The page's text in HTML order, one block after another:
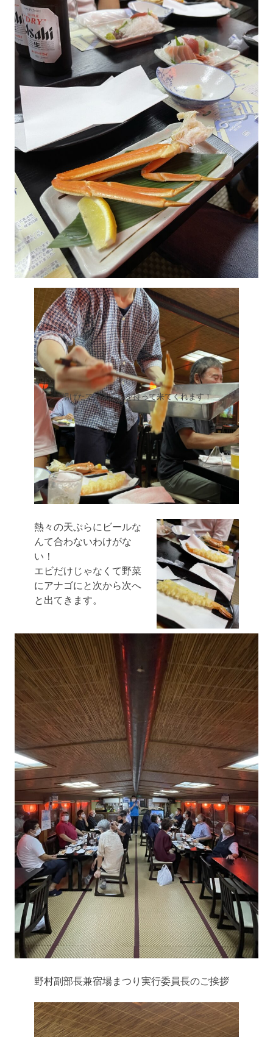
揚げたての天ぷらを持って来てくれます！
熱々の天ぷらにビールな
んて合わないわけがな
い！
エビだけじゃなくて野菜
にアナゴにと次から次へ
と出てきます。
野村副部長兼宿場まつり実行委員長のご挨拶